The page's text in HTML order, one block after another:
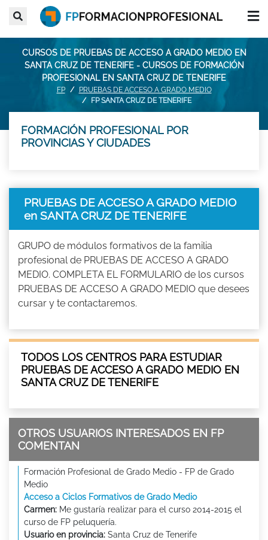
CURSOS DE PRUEBAS DE ACCESO A GRADO MEDIO EN
SANTA CRUZ DE TENERIFE - CURSOS DE FORMACIÓN
PROFESIONAL EN SANTA CRUZ DE TENERIFE
FP
PRUEBAS DE ACCESO A GRADO MEDIO
FP SANTA CRUZ DE TENERIFE
FORMACIÓN PROFESIONAL POR
PROVINCIAS Y CIUDADES
PRUEBAS DE ACCESO A GRADO MEDIO
en SANTA CRUZ DE TENERIFE
GRUPO de módulos formativos de la familia
profesional de PRUEBAS DE ACCESO A GRADO
MEDIO. COMPLETA EL FORMULARIO de los cursos
PRUEBAS DE ACCESO A GRADO MEDIO que desees
cursar y te contactaremos.
TODOS LOS CENTROS PARA ESTUDIAR
PRUEBAS DE ACCESO A GRADO MEDIO EN
SANTA CRUZ DE TENERIFE
OTROS USUARIOS INTERESADOS EN FP
COMENTAN
Formación Profesional de Grado Medio - FP de Grado
Medio
Acceso a Ciclos Formativos de Grado Medio
Carmen: Me gustaría realizar para el curso 2014-2015 el
curso de FP peluquería.
Usuario en provincia: Santa Cruz de Tenerife